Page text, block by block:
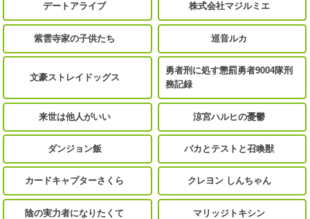
デートアライブ 株式会社マジルミエ
紫雲寺家の子供たち 巡音ルカ
文豪ストレイドッグス
勇者刑に処す懲罰勇者9004隊刑
務記録
来世は他人がいい 涼宮ハルヒの憂鬱
ダンジョン飯 バカとテストと召喚獣
カードキャプターさくら クレヨン しんちゃん
陰の実力者になりたくて マリッジトキシン